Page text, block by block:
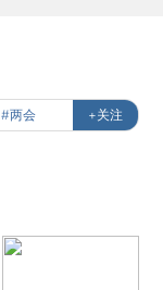
#两会 +关注